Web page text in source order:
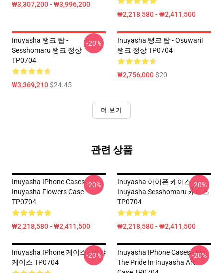
₩3,307,200 - ₩3,996,200
₩2,218,580 - ₩2,411,500
Inuyasha 탱크 탑 -
Sesshomaru 탱크 정상
TP0704
₩3,369,210$24.45
-20%
Inuyasha 탱크 탑 - Osuwari!
탱크 정상 TP0704
₩2,756,000$20
더 보기
관련 상품
Inuyasha IPhone Cases -
Inuyasha Flowers Case
TP0704
₩2,218,580 - ₩2,411,500
-20%
Inuyasha 아이폰 케이스 -
Inuyasha Sesshomaru 케이스
TP0704
₩2,218,580 - ₩2,411,500
-20%
Inuyasha IPhone 케이스 - 야샤
케이스 TP0704
-20%
Inuyasha IPhone Cases - Rin
The Pride In Inuyasha Art
-20%